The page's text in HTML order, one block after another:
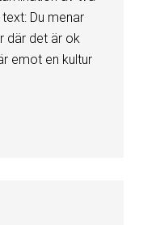
Du menar
där det är ok
emot en kultur